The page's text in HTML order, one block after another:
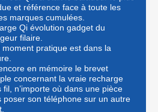
et référence face à toute les
marques cumulées.
Qi évolution gadget du
filaire.
moment pratique est dans la
en mémoire le brevet
concernant la vraie recharge
fil, n’importe où dans une pièce
poser son téléphone sur un autre